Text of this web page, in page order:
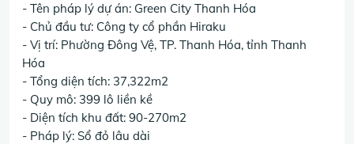
- Tên pháp lý dự án: Green City Thanh Hóa
- Chủ đầu tư: Công ty cổ phần Hiraku
- Vị trí: Phường Đông Vệ, TP. Thanh Hóa, tỉnh Thanh
Hóa
- Tổng diện tích: 37,322m2
- Quy mô: 399 lô liền kề
- Diện tích khu đất: 90-270m2
- Pháp lý: Sổ đỏ lâu dài